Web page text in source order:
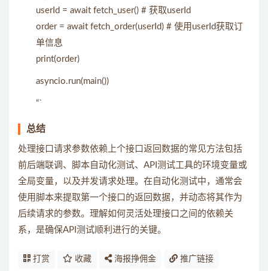
userId = await fetch_user() # 获取userId
order = await fetch_order(userId) # 使用userId获取订
单信息
print(order)
asyncio.run(main())
“`
总结
处理接口请求参数依赖上个接口返回数据的常见方法包括
前后端联调、脚本自动化测试、API测试工具的环境变量或
全局变量，以及并发请求处理。在自动化测试中，通常会
使用脚本来提取第一个接口的返回数据，并动态将其作为
后续请求的参数。理解如何灵活处理接口之间的依赖关
系，是确保API测试顺利进行的关键。
打赏 收藏 海报挣佣金 推广链接